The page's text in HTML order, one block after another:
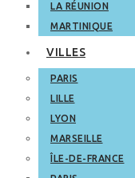
LA RÉUNION
MARTINIQUE
VILLES
PARIS
LILLE
LYON
MARSEILLE
ÎLE-DE-FRANCE